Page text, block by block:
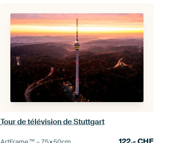
Tour de télévision de Stuttgart